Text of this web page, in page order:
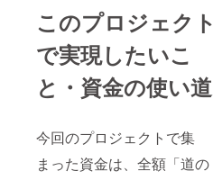
このプロジェクト
で実現したいこ
と・資金の使い道
今回のプロジェクトで集
まった資金は、全額「道の